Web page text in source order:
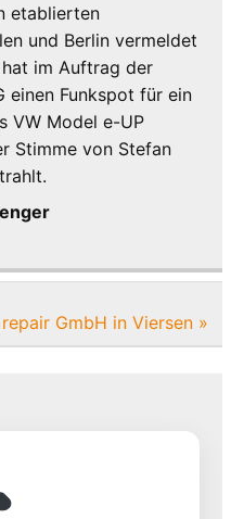
etablierten
und Berlin vermeldet
hat im Auftrag der
einen Funkspot für ein
VW Model e-UP
Stimme von Stefan
repair GmbH in Viersen »